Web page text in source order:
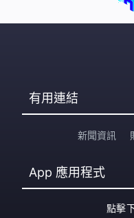
有用連結
新聞資訊
App 應用程式
點擊